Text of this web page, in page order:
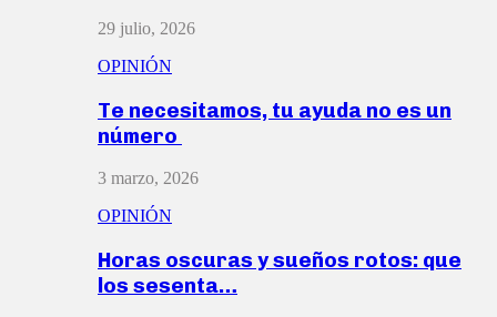
29 julio, 2026
OPINIÓN
Te necesitamos, tu ayuda no es un
número
3 marzo, 2026
OPINIÓN
Horas oscuras y sueños rotos: que
los sesenta…